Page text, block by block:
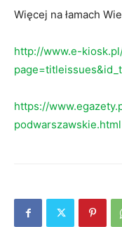
Więcej na łamach
http://www.e-
https://
podwarszawskie.html